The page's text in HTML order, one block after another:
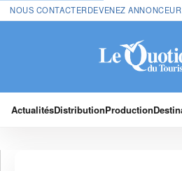
NOUS CONTACTERDEVENEZ ANNONCEUR
ActualitésDistributionProduction